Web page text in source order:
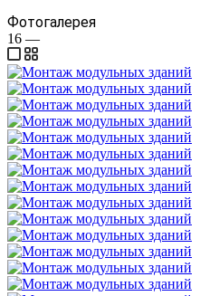
Фотогалерея
16 —